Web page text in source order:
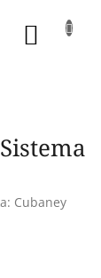
Cubaney